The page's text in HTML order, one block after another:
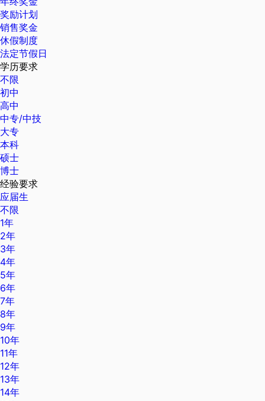
奖励计划
销售奖金
休假制度
法定节假日
学历要求
不限
初中
高中
中专/中技
大专
本科
硕士
博士
经验要求
应届生
不限
1年
2年
3年
4年
5年
6年
7年
8年
9年
10年
11年
12年
13年
14年